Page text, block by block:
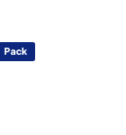
Pack